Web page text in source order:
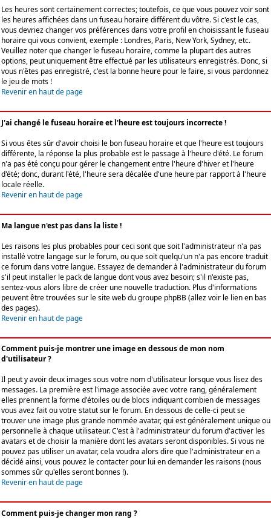
Les heures sont certainement correctes; toutefois, ce que vous pouvez voir sont
les heures affichées dans un fuseau horaire différent du vôtre. Si c'est le cas,
vous devriez changer vos préférences dans votre profil en choisissant le fuseau
horaire qui vous convient, exemple : Londres, Paris, New York, Sydney, etc.
Veuillez noter que changer le fuseau horaire, comme la plupart des autres
options, peut uniquement être effectué par les utilisateurs enregistrés. Donc, si
vous n'êtes pas enregistré, c'est la bonne heure pour le faire, si vous pardonnez
le jeu de mots !
Revenir en haut de page
J'ai changé le fuseau horaire et l'heure est toujours incorrecte !
Si vous êtes sûr d'avoir choisi le bon fuseau horaire et que l'heure est toujours
différente, la réponse la plus probable est le passage à l'heure d'été. Le forum
n'a pas été conçu pour gérer le changement entre l'heure d'hiver et l'heure
d'été; donc, durant l'été, l'heure sera décalée d'une heure par rapport à l'heure
locale réelle.
Revenir en haut de page
Ma langue n'est pas dans la liste !
Les raisons les plus probables pour ceci sont que soit l'administrateur n'a pas
installé votre langage sur le forum, ou que soit quelqu'un n'a pas encore traduit
ce forum dans votre langue. Essayez de demander à l'administrateur du forum
s'il peut installer le pack de langue dont vous avez besoin; s'il n'existe pas,
sentez-vous alors libre de créer une nouvelle traduction. Plus d'informations
peuvent être trouvées sur le site web du groupe phpBB (allez voir le lien en bas
des pages).
Revenir en haut de page
Comment puis-je montrer une image en dessous de mon nom
d'utilisateur ?
Il peut y avoir deux images sous votre nom d'utilisateur lorsque vous lisez des
messages. La première est l'image associée avec votre rang, généralement
elles prennent la forme d'étoiles ou de blocs indiquant combien de messages
vous avez fait ou votre statut sur le forum. En dessous de celle-ci peut se
trouver une image plus grande nommée avatar, qui est généralement unique ou
personnelle à chaque utilisateur. C'est à l'administrateur du forum d'activer les
avatars et de choisir la manière dont les avatars seront disponibles. Si vous ne
pouvez pas utiliser un avatar, cela voudra alors dire que l'administrateur en a
décidé ainsi, vous pouvez le contacter pour lui en demander les raisons (nous
sommes sûr qu'elles seront bonnes !).
Revenir en haut de page
Comment puis-je changer mon rang ?